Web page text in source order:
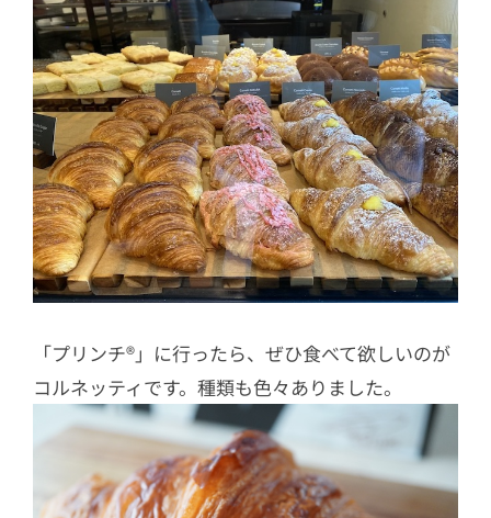
「プリンチ®︎」に行ったら、ぜひ食べて欲しいのが
コルネッティです。種類も色々ありました。